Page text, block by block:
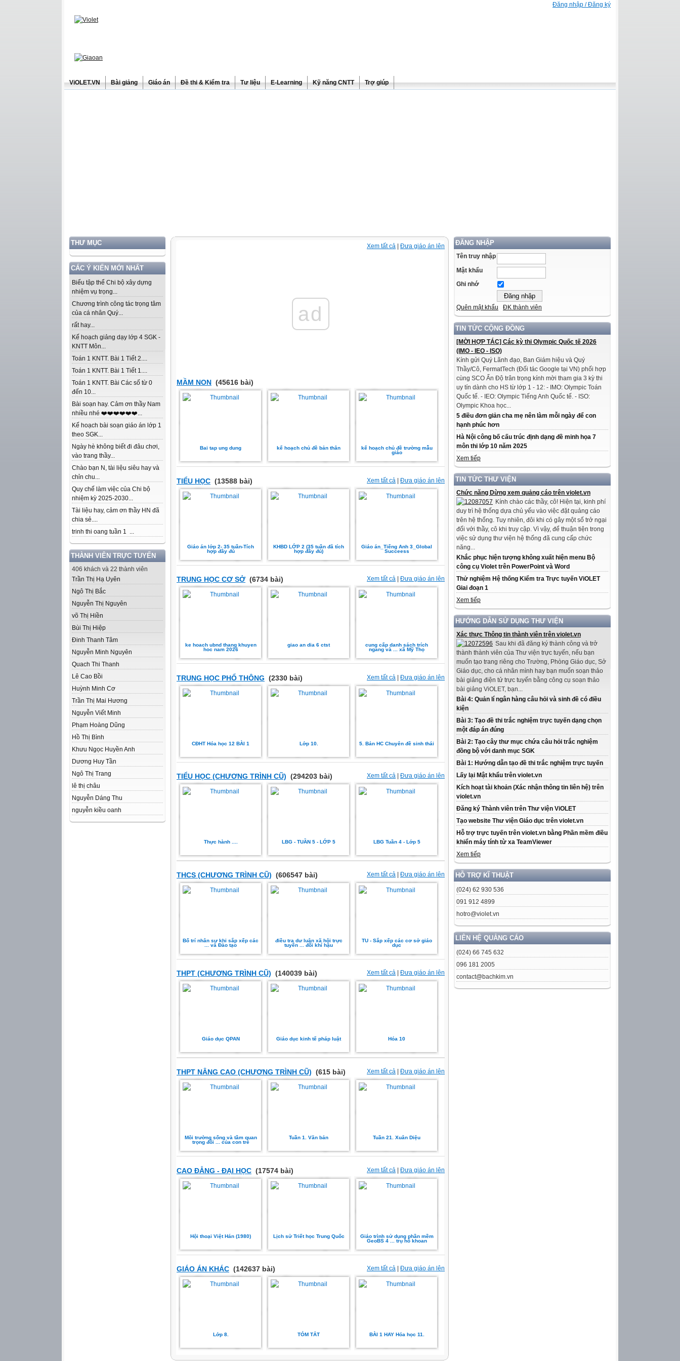
Đăng nhập / Đăng ký
ViOLET.VN Bài giảng Giáo án Đề thi & Kiểm tra Tư liệu E-Learning Kỹ năng CNTT Trợ giúp
THƯ MỤC
CÁC Ý KIẾN MỚI NHẤT
Biểu tập thể Chi bộ xây dựng
nhiệm vụ trọng...
Chương trình công tác trọng tâm
của cá nhân Quý...
rất hay...
Kế hoạch giảng dạy lớp 4 SGK -
KNTT Môn...
Toán 1 KNTT. Bài 1 Tiết 2....
Toán 1 KNTT. Bài 1 Tiết 1....
Toán 1 KNTT. Bài Các số từ 0
đến 10...
Bài soạn hay. Cảm ơn thầy Nam
nhiều nhé ❤️❤️❤️❤️❤️❤️...
Kế hoạch bài soạn giáo án lớp 1
theo SGK...
Ngày hè không biết đi đâu chơi,
vào trang thầy...
Chào bạn N, tài liệu siêu hay và
chỉn chu...
Quy chế làm việc của Chi bộ
nhiệm kỳ 2025-2030...
Tài liệu hay, cảm ơn thầy HN đã
chia sẻ....
trinh thi oang tuần 1 ...
THÀNH VIÊN TRỰC TUYẾN
406 khách và 22 thành viên
Trần Thị Hạ Uyên
Ngô Thị Bắc
Nguyễn Thị Nguyên
võ Thị Hiền
Bùi Thị Hiệp
Đinh Thanh Tâm
Nguyễn Minh Nguyên
Quach Thi Thanh
Lê Cao Bồi
Huỳnh Minh Cơ
Trần Thị Mai Hương
Nguyễn Viết Minh
Phạm Hoàng Dũng
Hồ Thị Bình
Khưu Ngọc Huyền Anh
Dương Huy Tần
Ngô Thị Trang
lê thị châu
Nguyễn Dáng Thu
nguyễn kiều oanh
ĐĂNG NHẬP
Tên truy nhập
Mật khẩu
Ghi nhớ
Quên mật khẩu ĐK thành viên
TIN TỨC CỘNG ĐỒNG
[MỜI HỢP TÁC] Các kỳ thi Olympic Quốc tế 2026
(IMO - IEO - ISO)
Kính gửi Quý Lãnh đạo, Ban Giám hiệu và Quý
Thầy/Cô, FermatTech (Đối tác Google tại VN) phối hợp
cùng SCO Ấn Độ trân trọng kính mời tham gia 3 kỳ thi
uy tín dành cho HS từ lớp 1 - 12: - IMO: Olympic Toán
Quốc tế. - IEO: Olympic Tiếng Anh Quốc tế. - ISO:
Olympic Khoa học...
5 điều đơn giản cha mẹ nên làm mỗi ngày để con
hạnh phúc hơn
Hà Nội công bố cấu trúc định dạng đề minh họa 7
môn thi lớp 10 năm 2025
Xem tiếp
TIN TỨC THƯ VIỆN
Chức năng Dừng xem quảng cáo trên violet.vn
Kính chào các thầy, cô! Hiện tại, kinh phí
duy trì hệ thống dựa chủ yếu vào việc đặt quảng cáo
trên hệ thống. Tuy nhiên, đôi khi có gây một số trở ngại
đối với thầy, cô khi truy cập. Vì vậy, để thuận tiện trong
việc sử dụng thư viện hệ thống đã cung cấp chức
năng...
Khắc phục hiện tượng không xuất hiện menu Bộ
công cụ Violet trên PowerPoint và Word
Thử nghiệm Hệ thống Kiểm tra Trực tuyến ViOLET
Giai đoạn 1
Xem tiếp
HƯỚNG DẪN SỬ DỤNG THƯ VIỆN
Xác thực Thông tin thành viên trên violet.vn
Sau khi đã đăng ký thành công và trở
thành thành viên của Thư viện trực tuyến, nếu bạn
muốn tạo trang riêng cho Trường, Phòng Giáo dục, Sở
Giáo dục, cho cá nhân mình hay bạn muốn soạn thảo
bài giảng điện tử trực tuyến bằng công cụ soạn thảo
bài giảng ViOLET, bạn...
Bài 4: Quản lí ngân hàng câu hỏi và sinh đề có điều
kiện
Bài 3: Tạo đề thi trắc nghiệm trực tuyến dạng chọn
một đáp án đúng
Bài 2: Tạo cây thư mục chứa câu hỏi trắc nghiệm
đồng bộ với danh mục SGK
Bài 1: Hướng dẫn tạo đề thi trắc nghiệm trực tuyến
Lấy lại Mật khẩu trên violet.vn
Kích hoạt tài khoản (Xác nhận thông tin liên hệ) trên
violet.vn
Đăng ký Thành viên trên Thư viện ViOLET
Tạo website Thư viện Giáo dục trên violet.vn
Hỗ trợ trực tuyến trên violet.vn bằng Phần mềm điều
khiển máy tính từ xa TeamViewer
Xem tiếp
HỖ TRỢ KĨ THUẬT
(024) 62 930 536
091 912 4899
hotro@violet.vn
LIÊN HỆ QUẢNG CÁO
(024) 66 745 632
096 181 2005
contact@bachkim.vn
Xem tất cả Đưa giáo án lên
ad
MẦM NON (45616 bài)
Bai tap ung dung kế hoạch chủ đề bản thân
kế hoạch chủ đề trường mẫu
giáo
Xem tất cả | Đưa giáo án lên
TIỂU HỌC (13588 bài)
Giáo án lớp 2- 35 tuần-Tích
hợp đầy đủ
KHBD LỚP 2 (35 tuần đã tích
hợp đầy đủ)
Giáo án_Tiếng Anh 3_Global
Succeess
Xem tất cả Đưa giáo án lên
TRUNG HỌC CƠ SỞ (6734 bài)
ke hoach ubnd thang khuyen
hoc nam 2026
giao an dia 6 ctst
cung cấp danh sách trích
ngang và ... xã Mỹ Thọ
Xem tất cả | Đưa giáo án lên
TRUNG HỌC PHỔ THÔNG (2330 bài)
CĐHT Hóa học 12 BÀI 1 Lớp 10. 5. Bản HC Chuyên đề sinh thái
Xem tất cả Đưa giáo án lên
TIỂU HỌC (CHƯƠNG TRÌNH CŨ) (294203 bài)
Thực hành .... LBG - TUẦN 5 - LỚP 5 LBG Tuần 4 - Lớp 5
Xem tất cả | Đưa giáo án lên
THCS (CHƯƠNG TRÌNH CŨ) (606547 bài)
Bố trí nhân sự khi sắp xếp các
... và Đào tạo
điều tra dư luận xã hội trực
tuyến ... đổi khí hậu
TU - Sắp xếp các cơ sở giáo
dục
Xem tất cả Đưa giáo án lên
THPT (CHƯƠNG TRÌNH CŨ) (140039 bài)
Giáo dục QPAN Giáo dục kinh tế pháp luật Hóa 10
Xem tất cả Đưa giáo án lên
THPT NÂNG CAO (CHƯƠNG TRÌNH CŨ) (615 bài)
Môi trường sống và tầm quan
trọng đối ... của con trẻ
Tuần 1. Văn bản Tuần 21. Xuân Diệu
Xem tất cả | Đưa giáo án lên
CAO ĐẲNG - ĐẠI HỌC (17574 bài)
Hội thoại Việt Hán (1980) Lịch sử Triết học Trung Quốc
Giáo trình sử dụng phần mềm
GeoBS 4 ... trụ hố khoan
Xem tất cả Đưa giáo án lên
GIÁO ÁN KHÁC (142637 bài)
Lớp 8. TÓM TẮT BÀI 1 HAY Hóa học 11.